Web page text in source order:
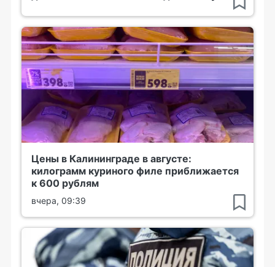
Цены в Калининграде в августе:
килограмм куриного филе приближается
к 600 рублям
вчера, 09:39